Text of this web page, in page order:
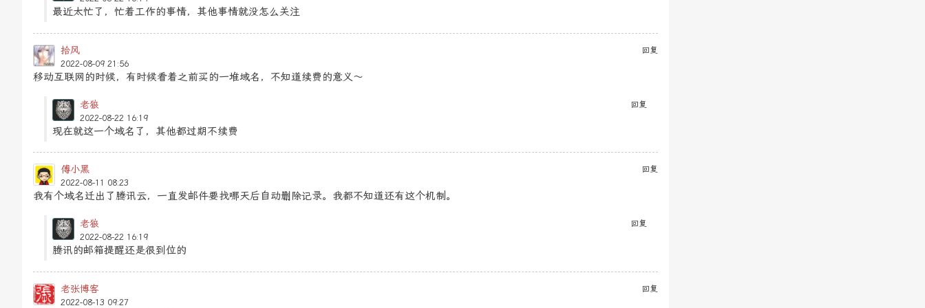
最近太忙了，忙着工作的事情，其他事情就没怎么关注
回复
拾风
2022-08-09 21:56
移动互联网的时候，有时候看着之前买的一堆域名，不知道续费的意义～
回复
老狼
2022-08-22 16:19
现在就这一个域名了，其他都过期不续费
回复
傅小黑
2022-08-11 08:23
我有个域名迁出了腾讯云，一直发邮件要找哪天后自动删除记录。我都不知道还有这个机制。
回复
老狼
2022-08-22 16:19
腾讯的邮箱提醒还是很到位的
回复
老张博客
2022-08-13 09:27